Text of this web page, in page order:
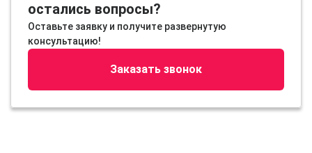
остались вопросы?
Оставьте заявку и получите развернутую
консультацию!
Заказать звонок